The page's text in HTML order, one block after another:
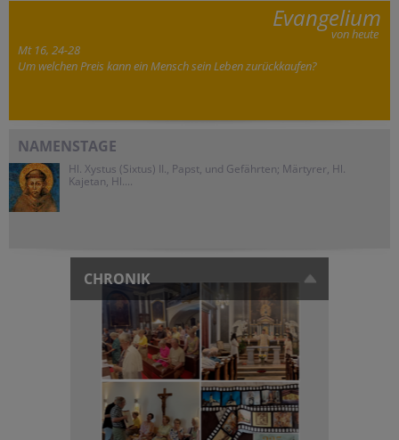
Evangelium
von heute
Mt 16, 24-28
Um welchen Preis kann ein Mensch sein Leben zurückkaufen?
NAMENSTAGE
Hl. Xystus (Sixtus) II., Papst, und Gefährten; Märtyrer, Hl.
Kajetan, Hl....
CHRONIK